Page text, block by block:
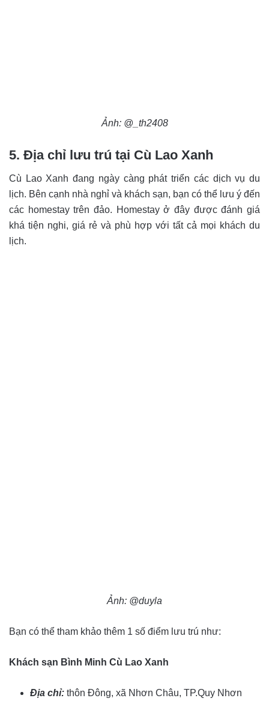
Ảnh: @_th2408
5. Địa chỉ lưu trú tại Cù Lao Xanh
Cù Lao Xanh đang ngày càng phát triển các dịch vụ du
lịch. Bên cạnh nhà nghỉ và khách sạn, bạn có thể lưu ý đến
các homestay trên đảo. Homestay ở đây được đánh giá
khá tiện nghi, giá rẻ và phù hợp với tất cả mọi khách du
lịch.
Ảnh: @duyla
Bạn có thể tham khảo thêm 1 số điểm lưu trú như:
Khách sạn Bình Minh Cù Lao Xanh
Địa chỉ: thôn Đông, xã Nhơn Châu, TP.Quy Nhơn